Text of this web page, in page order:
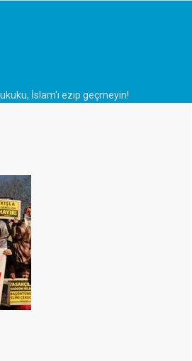
İslam'ı ezip geçmeyin!